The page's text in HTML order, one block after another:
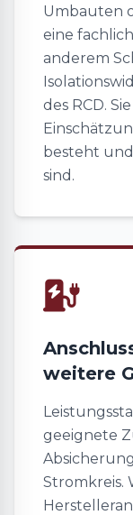
Umbauten
eine
anderem
des RCD.
besteht
sind.
weitere
geeignete
Stromkreis.